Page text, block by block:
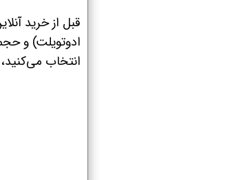
قبل از خرید
ادوتویلت) و
انتخاب